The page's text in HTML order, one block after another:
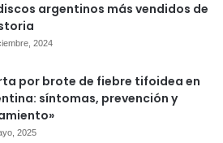
argentinos más vendidos de
2024
por brote de fiebre tifoidea en
síntomas, prevención y
2025